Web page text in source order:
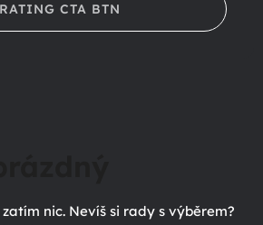
RATING CTA BTN
nic. Nevíš si rady s výběrem?